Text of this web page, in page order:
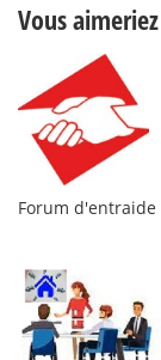
Vous
Forum